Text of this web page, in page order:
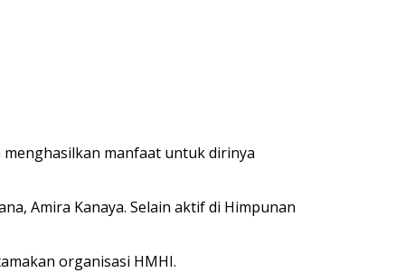
manfaat untuk dirinya
Amira Kanaya. Selain aktif di Himpunan
organisasi HMHI.